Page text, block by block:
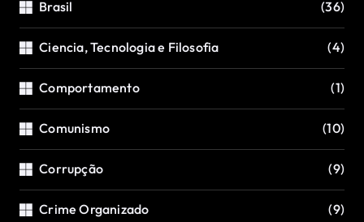
Brasil (36)
Ciencia, Tecnologia e Filosofia (4)
Comportamento (1)
Comunismo (10)
Corrupção (9)
Crime Organizado (9)